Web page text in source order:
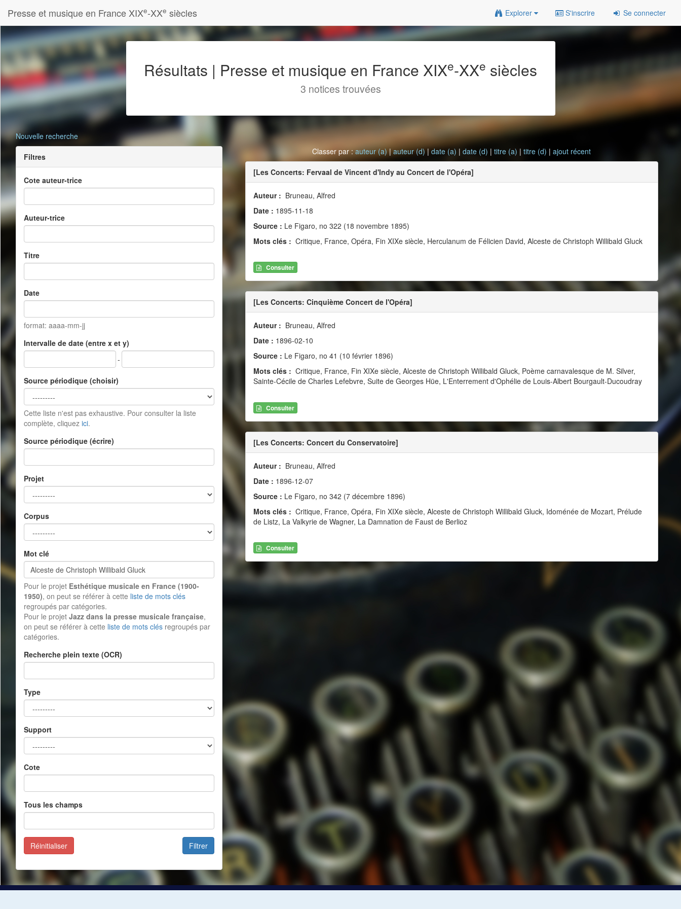
Presse et musique en France XIXe-XXe siècles Explorer S'inscrire Se connecter
Résultats | Presse et musique en France XIXe-XXe siècles
3 notices trouvées
Nouvelle recherche
Filtres
Cote auteur-trice
Auteur-trice
Titre
Date
format: aaaa-mm-jj
Intervalle de date (entre x et y)
-
Source périodique (choisir)
Cette liste n'est pas exhaustive. Pour consulter la liste
complète, cliquez ici.
Source périodique (écrire)
Projet
Corpus
Mot clé
Pour le projet Esthétique musicale en France (1900-
1950), on peut se référer à cette liste de mots clés
regroupés par catégories.
Pour le projet Jazz dans la presse musicale française,
on peut se référer à cette liste de mots clés regroupés par
catégories.
Recherche plein texte (OCR)
Type
Support
Cote
Tous les champs
Filtrer
Réinitialiser
Classer par :auteur (a)|auteur (d)|date (a) |date (d) |titre (a) |titre (d) |ajout récent
[Les Concerts: Fervaal de Vincent d'Indy au Concert de l'Opéra]
Auteur : Bruneau, Alfred
Date : 1895-11-18
Source : Le Figaro, no 322 (18 novembre 1895)
Mots clés : Critique, France, Opéra, Fin XIXe siècle, Herculanum de Félicien David, Alceste de Christoph Willibald Gluck
Consulter
[Les Concerts: Cinquième Concert de l'Opéra]
Auteur : Bruneau, Alfred
Date : 1896-02-10
Source : Le Figaro, no 41 (10 février 1896)
Mots clés : Critique, France, Fin XIXe siècle, Alceste de Christoph Willibald Gluck, Poème carnavalesque de M. Silver,
Sainte-Cécile de Charles Lefebvre, Suite de Georges Hüe, L'Enterrement d'Ophélie de Louis-Albert Bourgault-Ducoudray
Consulter
[Les Concerts: Concert du Conservatoire]
Auteur : Bruneau, Alfred
Date : 1896-12-07
Source : Le Figaro, no 342 (7 décembre 1896)
Mots clés : Critique, France, Opéra, Fin XIXe siècle, Alceste de Christoph Willibald Gluck, Idoménée de Mozart, Prélude
de Listz, La Valkyrie de Wagner, La Damnation de Faust de Berlioz
Consulter